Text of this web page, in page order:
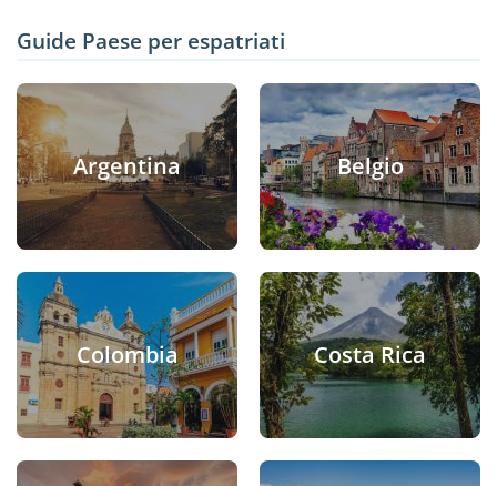
Guide Paese per espatriati
Argentina Belgio
Colombia Costa Rica